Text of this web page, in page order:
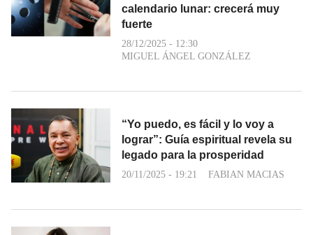
calendario lunar: crecerá muy
fuerte
28/12/2025 - 12:30
MIGUEL ÁNGEL GONZÁLEZ
“Yo puedo, es fácil y lo voy a
lograr”: Guía espiritual revela su
legado para la prosperidad
20/11/2025 - 19:21 FABIAN MACIAS